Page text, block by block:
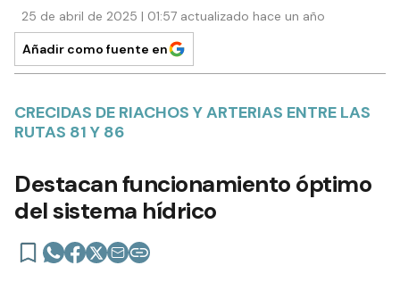
25 de abril de 2025 | 01:57 actualizado hace un año
Añadir como fuente en
CRECIDAS DE RIACHOS Y ARTERIAS ENTRE LAS
RUTAS 81 Y 86
Destacan funcionamiento óptimo
del sistema hídrico